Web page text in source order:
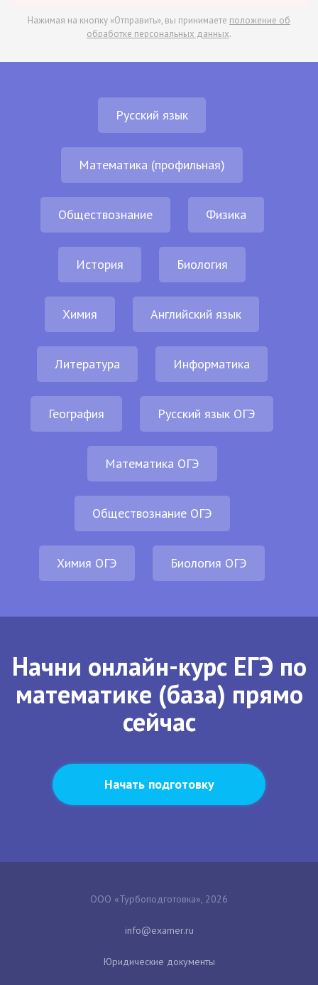
Нажимая на кнопку «Отправить», вы принимаете положение об
обработке персональных данных.
Русский язык
Математика (профильная)
Обществознание Физика
История Биология
Химия Английский язык
Литература Информатика
География Русский язык ОГЭ
Математика ОГЭ
Обществознание ОГЭ
Химия ОГЭ Биология ОГЭ
Начни онлайн-курс ЕГЭ по
математике (база) прямо
сейчас
Начать подготовку
ООО «Турбоподготовка», 2026
Юридические документы